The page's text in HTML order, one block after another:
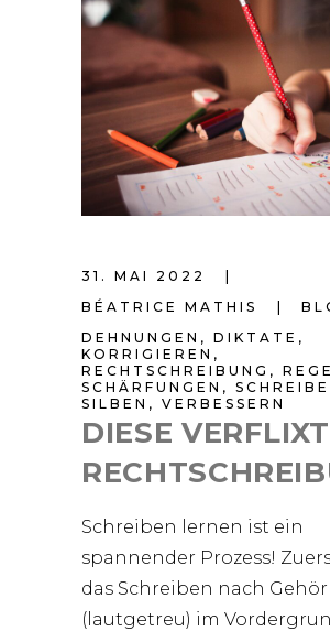
31. MAI 2022
BÉATRICE MATHIS
DEHNUNGEN , DIKTATE ,
KORRIGIEREN ,
RECHTSCHREIBUNG ,
SCHÄRFUNGEN ,
SILBEN , VERBESSERN
DIESE
Schreiben lernen ist ein
spannender Prozess!
das Schreiben nach Gehör
(lautgetreu) im